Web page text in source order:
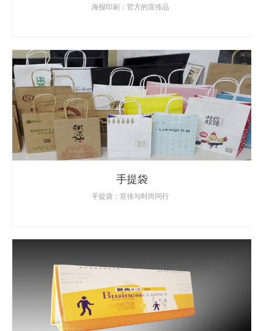
海报印刷：官方的宣传品
手提袋
手提袋：宣传与时尚同行